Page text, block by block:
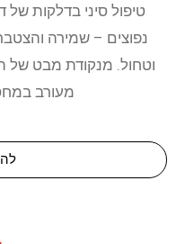
טיפול סיני בדלקות של
נפוצים – שמירה
מעורב